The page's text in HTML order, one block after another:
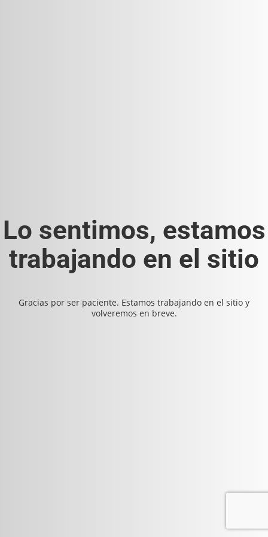
Lo sentimos, estamos
trabajando en el sitio
Gracias por ser paciente. Estamos trabajando en el sitio y
volveremos en breve.